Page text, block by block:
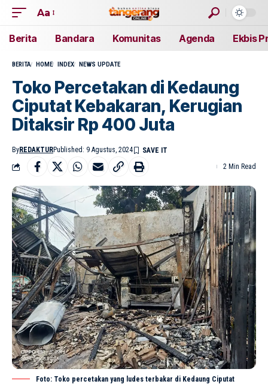
Aa
Berita Bandara Komunitas Agenda Ekbis
BERITA HOME INDEX NEWS UPDATE
Toko Percetakan di Kedaung
Ciputat Kebakaran, Kerugian
Ditaksir Rp 400 Juta
ByREDAKTURPublished: 9 Agustus, 2024
2 Min Read
Foto: Toko percetakan yang ludes terbakar di Kedaung Ciputat